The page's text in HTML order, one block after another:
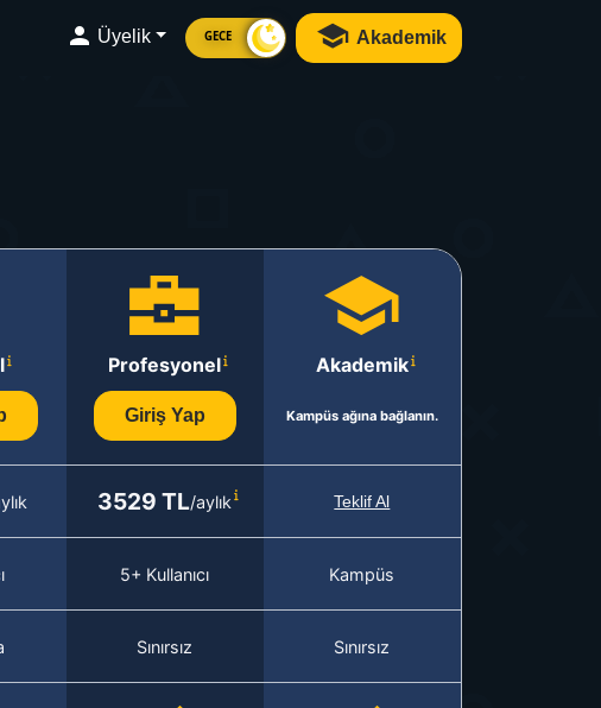
Üyelik GECE Akademik
Profesyonel
Giriş Yap
Akademik
Kampüs ağına bağlanın.
3529 TL/aylık Teklif Al
5+ Kullanıcı Kampüs
Sınırsız Sınırsız